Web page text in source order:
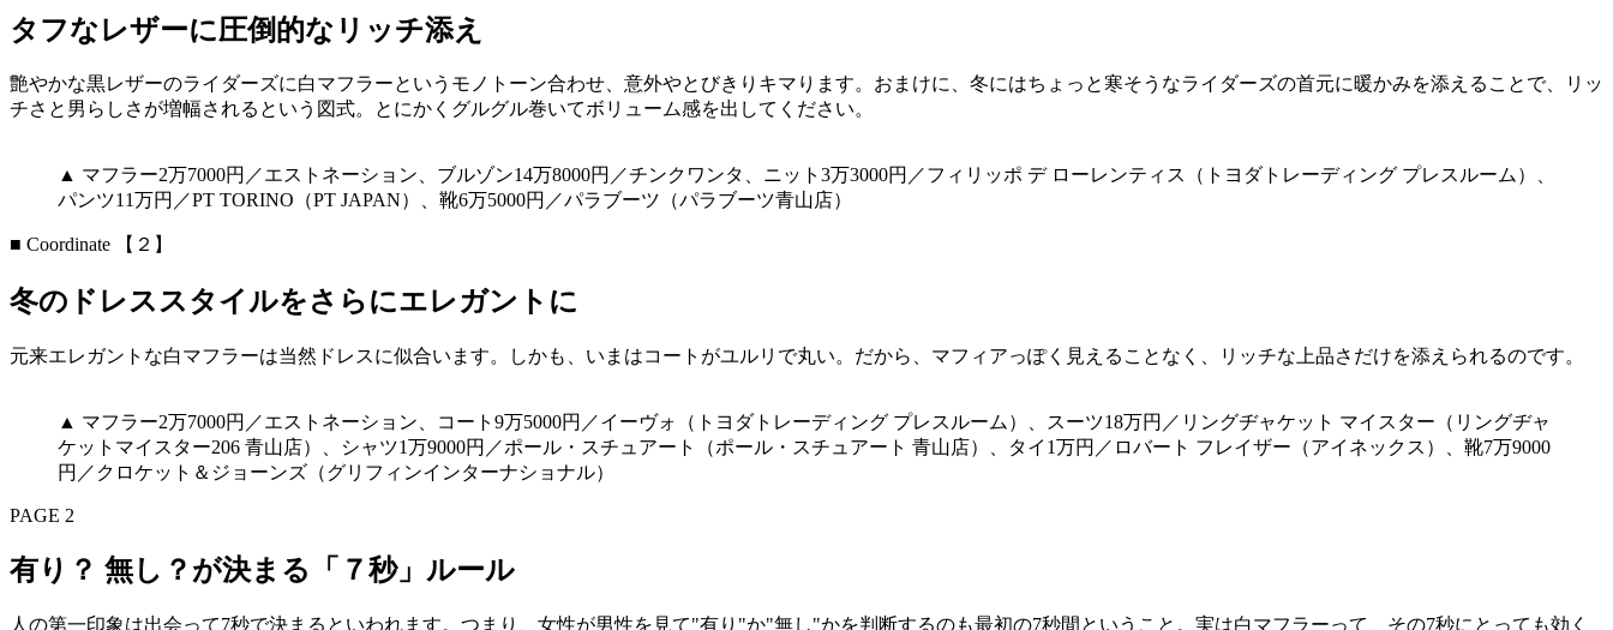
タフなレザーに圧倒的なリッチ添え
艶やかな黒レザーのライダーズに白マフラーというモノトーン合わせ、意外やとびきりキマります。おまけに、冬にはちょっと寒そうなライダーズの首元に暖かみを添えることで、リッ
チさと男らしさが増幅されるという図式。とにかくグルグル巻いてボリューム感を出してください。
▲ マフラー2万7000円／エストネーション、ブルゾン14万8000円／チンクワンタ、ニット3万3000円／フィリッポ デ ローレンティス（トヨダトレーディング プレスルーム）、
パンツ11万円／PT TORINO（PT JAPAN）、靴6万5000円／パラブーツ（パラブーツ青山店）
■ Coordinate 【２】
冬のドレススタイルをさらにエレガントに
元来エレガントな白マフラーは当然ドレスに似合います。しかも、いまはコートがユルリで丸い。だから、マフィアっぽく見えることなく、リッチな上品さだけを添えられるのです。
▲ マフラー2万7000円／エストネーション、コート9万5000円／イーヴォ（トヨダトレーディング プレスルーム）、スーツ18万円／リングヂャケット マイスター（リングヂャ
ケットマイスター206 青山店）、シャツ1万9000円／ポール・スチュアート（ポール・スチュアート 青山店）、タイ1万円／ロバート フレイザー（アイネックス）、靴7万9000
円／クロケット＆ジョーンズ（グリフィンインターナショナル）
PAGE 2
有り？ 無し？が決まる「７秒」ルール
人の第一印象は出会って7秒で決まるといわれます。つまり、女性が男性を見て"有り"か"無し"かを判断するのも最初の7秒間ということ。実は白マフラーって、その7秒にとっても効く